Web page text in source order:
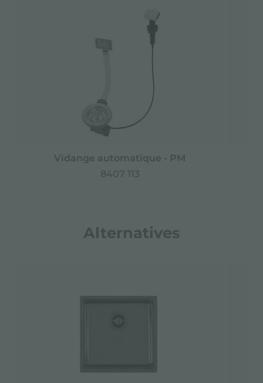
Vidange automatique - PM
8407 113
Alternatives